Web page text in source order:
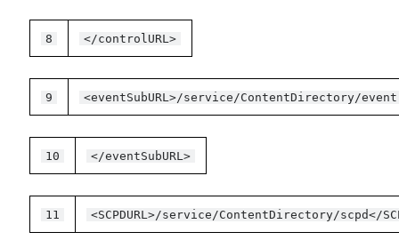
8 </controlURL>
9 <eventSubURL>/service/ContentDirectory/event
10 </eventSubURL>
11 <SCPDURL>/service/ContentDirectory/scpd</